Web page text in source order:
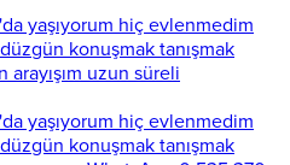
yaşıyorum hiç evlenmedim
konuşmak tanışmak
uzun süreli
yaşıyorum hiç evlenmedim
konuşmak tanışmak